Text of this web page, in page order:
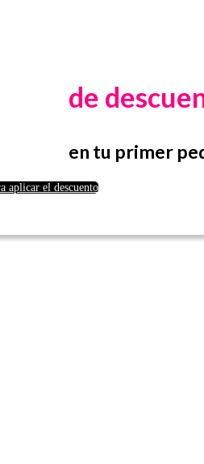
de
en tu primer
aplicar el descuento